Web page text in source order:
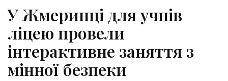
У Жмеринці для учнів
ліцею провели
інтерактивне заняття з
мінної безпеки